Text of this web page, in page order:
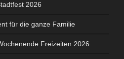
2026
für die ganze Familie
Freizeiten 2026